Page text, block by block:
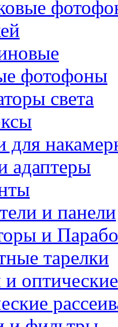
фотофоны
света
для
адаптеры
и панели
и
тарелки